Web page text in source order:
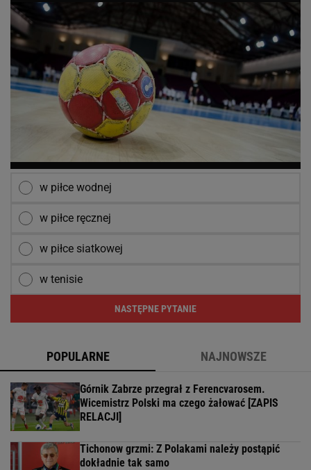
w piłce wodnej
w piłce ręcznej
w piłce siatkowej
w tenisie
NASTĘPNE PYTANIE
POPULARNE NAJNOWSZE
Górnik Zabrze przegrał z Ferencvarosem.
Wicemistrz Polski ma czego żałować [ZAPIS
RELACJI]
Tichonow grzmi: Z Polakami należy postąpić
dokładnie tak samo